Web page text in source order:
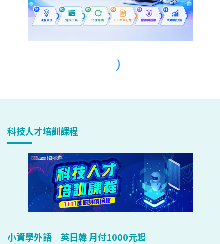
科技人才培訓課程
小資學外語｜英日韓 月付1000元起